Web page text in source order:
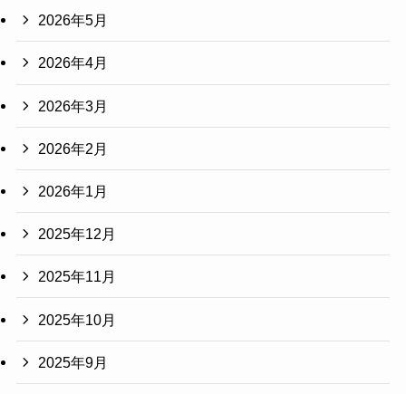
2026年5月
2026年4月
2026年3月
2026年2月
2026年1月
2025年12月
2025年11月
2025年10月
2025年9月